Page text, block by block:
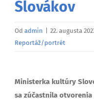
Slovákov
Od admin 22. augusta
Reportáž/portrét
Ministerka kultúry
sa zúčastnila